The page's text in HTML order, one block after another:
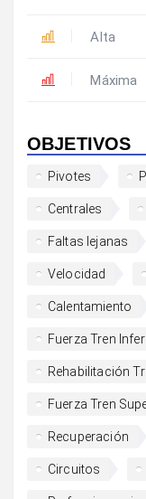
Alta
Máxima
OBJETIVOS
Pivotes
Centrales
Faltas lejanas
Velocidad
Calentamiento
Fuerza Tren
Rehabilitación
Fuerza Tren
Recuperación
Circuitos